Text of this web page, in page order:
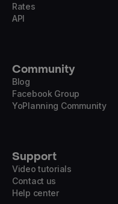
Rates
API
Community
Blog
Facebook Group
YoPlanning Community
Support
Video tutorials
Contact us
Help center